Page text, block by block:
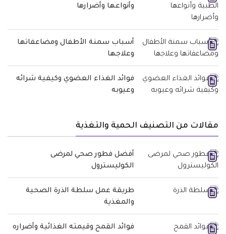
وأنواعها وأضرارها
أسباب سمنة الأطفال ومضاعفاتها
وعلاجها
فوائد الغذاء العضوي وكيفية شرائه
وعيوبه
مقالات من التصنيف الحمية والتغذية
أفضل فطور صحي لمرضى
الكوليسترول
طريقة عمل سلطة الذرة الصحية
والمغذية
فوائد القمح وقيمته الغذائية وأضراره